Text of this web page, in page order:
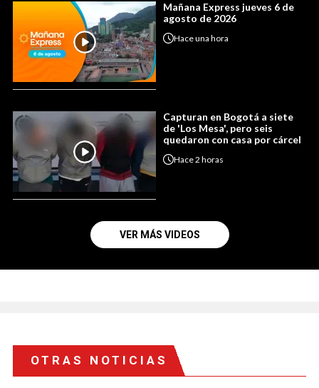
Mañana Express jueves 6 de
agosto de 2026
Haceuna hora
Capturan en Bogotá a siete
de 'Los Mesa', pero seis
quedaron con casa por cárcel
Hace2 horas
VER MÁS VIDEOS
OTRAS NOTICIAS